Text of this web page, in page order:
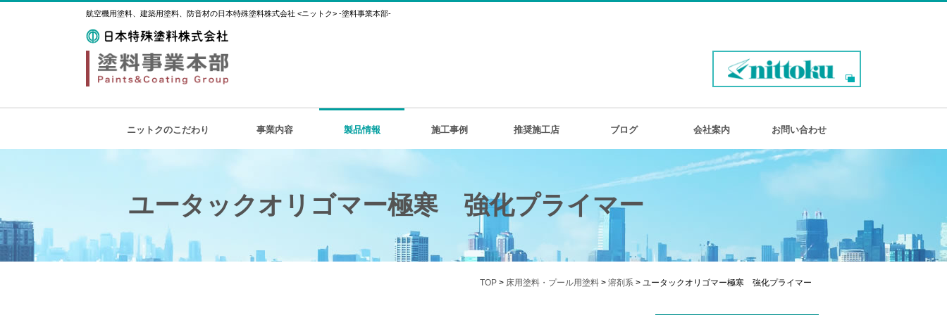
航空機用塗料、建築用塗料、防音材の日本特殊塗料株式会社 <ニットク> -塗料事業本部-
ニットクのこだわり 事業内容 製品情報 施工事例 推奨施工店 ブログ 会社案内 お問い合わせ
ユータックオリゴマー極寒 強化プライマー
TOP > 床用塗料・プール用塗料 > 溶剤系 > ユータックオリゴマー極寒 強化プライマー